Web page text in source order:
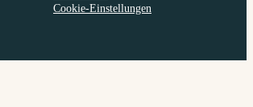
Cookie-Einstellungen